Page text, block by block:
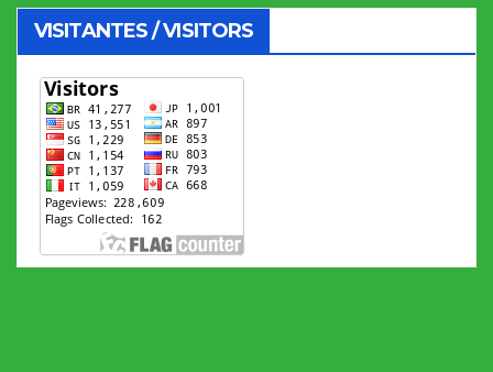
VISITANTES / VISITORS